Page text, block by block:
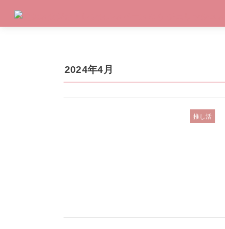
2024年4月
推し活